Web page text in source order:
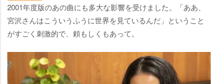
2001年度版のあの曲にも多大な影響を受けました。「ああ、
宮沢さんはこういうふうに世界を見ているんだ」ということ
がすごく刺激的で、頼もしくもあって。